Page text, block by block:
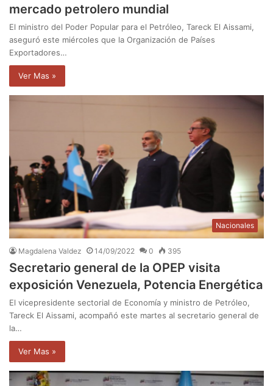
mercado petrolero mundial
El ministro del Poder Popular para el Petróleo, Tareck El Aissami,
aseguró este miércoles que la Organización de Países
Exportadores…
Ver Mas »
Nacionales
Magdalena Valdez 14/09/2022 0 395
Secretario general de la OPEP visita
exposición Venezuela, Potencia Energética
El vicepresidente sectorial de Economía y ministro de Petróleo,
Tareck El Aissami, acompañó este martes al secretario general de
la…
Ver Mas »